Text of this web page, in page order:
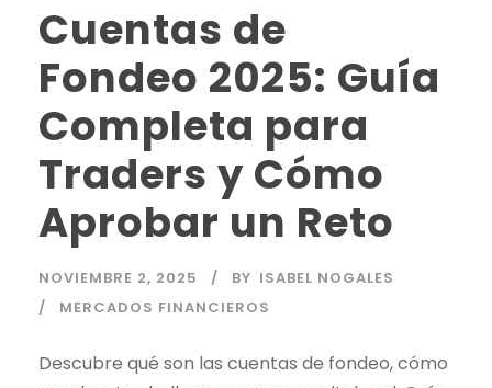
Cuentas de
Fondeo 2025: Guía
Completa para
Traders y Cómo
Aprobar un Reto
NOVIEMBRE 2, 2025 BY ISABEL NOGALES
MERCADOS FINANCIEROS
Descubre qué son las cuentas de fondeo, cómo